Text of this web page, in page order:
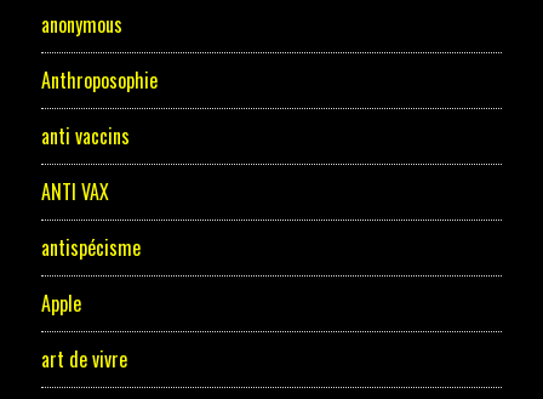
anonymous
Anthroposophie
anti vaccins
ANTI VAX
antispécisme
Apple
art de vivre